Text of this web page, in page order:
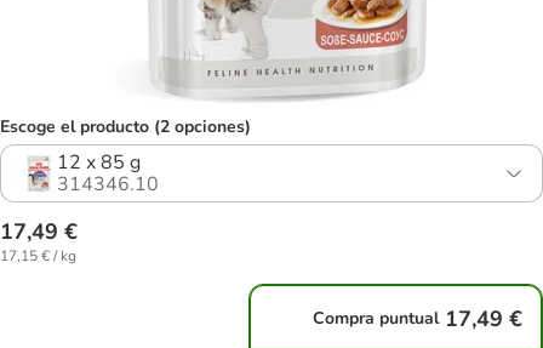
Escoge el producto (2 opciones)
12 x 85 g
314346.10
17,49 €
17,15 € / kg
Compra puntual 17,49 €